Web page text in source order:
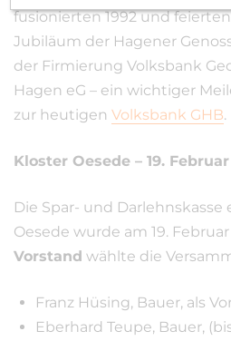
fusionierten 1992 und
Jubiläum der Hagener
der Firmierung Volksbank
Hagen eG – ein wichtiger
zur heutigen Volksbank GHB.
Kloster Oesede – 19. Februar
Die Spar- und Darlehnskasse
Oesede wurde am 19.
Vorstand wählte die
Franz Hüsing, Bauer, als
Eberhard Teupe, Bauer, (bis